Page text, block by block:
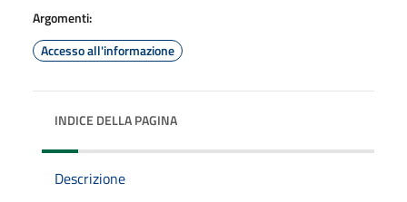
Argomenti:
Accesso all'informazione
INDICE DELLA PAGINA
Descrizione